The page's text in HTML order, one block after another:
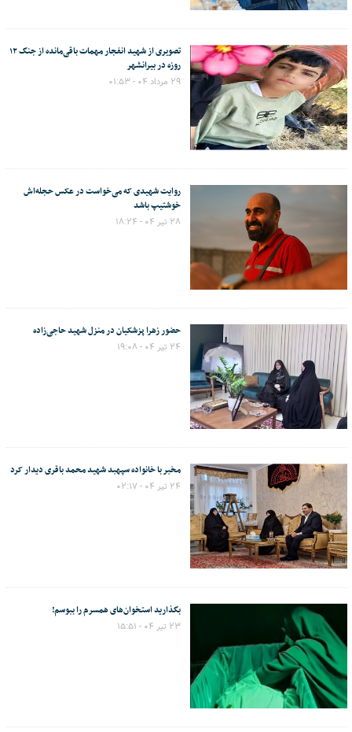
تصویری از شهید انفجار مهمات باقی‌مانده از جنگ ۱۲
روزه در بیرانشهر
۲۹ مرداد ۰۴ - ۰۱:۵۳
روایت شهیدی که می‌خواست در عکس حجله‌اش
خوشتیپ باشد
۲۸ تیر ۰۴ - ۱۸:۲۴
حضور زهرا پزشکیان در منزل شهید حاجی‌زاده
۲۴ تیر ۰۴ - ۱۹:۰۸
مخبر با خانواده سپهبد شهید محمد باقری دیدار کرد
۲۴ تیر ۰۴ - ۰۲:۱۷
بگذارید استخوان‌های همسرم را ببوسم!
۲۳ تیر ۰۴ - ۱۵:۵۱